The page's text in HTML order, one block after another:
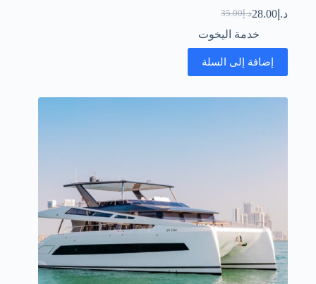
د.إ35.00
السعر
الأصلي
هو:
د.إ35.00.
د.إ 28.00السعر
الحالي
هو:
د.إ28.00.
خدمة اليخوت
إضافة إلى السلة